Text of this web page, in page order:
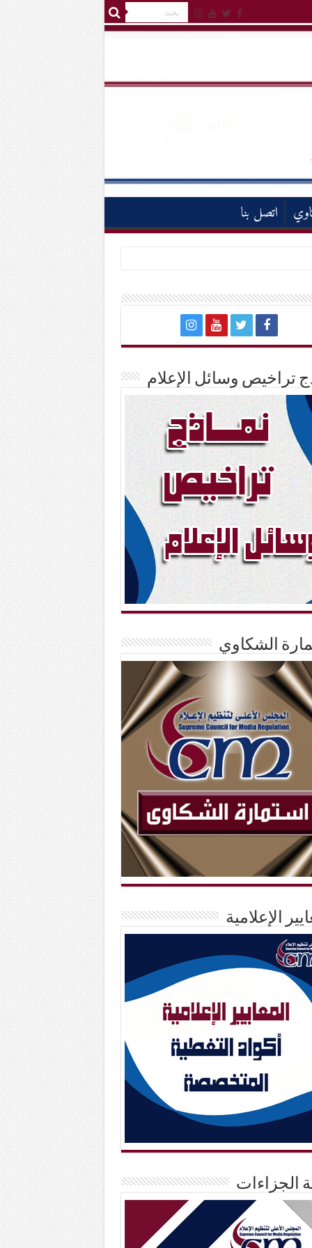
اتصل بنا
تراخيص وسائل الإعلام
الشكاوي
الإعلامية
الجزاءات